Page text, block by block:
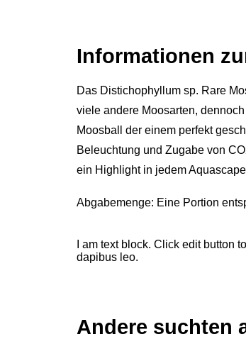
Informationen
Das Distichophyllum sp. Rare
viele andere Moosarten,
Moosball der einem perfekt
Beleuchtung und Zugabe von
ein Highlight in jedem
Abgabemenge: Eine Portion
I am text block. Click edit button
dapibus leo.
Andere suchten